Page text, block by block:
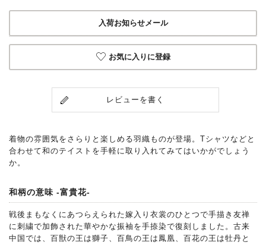
入荷お知らせメール
お気に入りに登録
レビューを書く
着物の雰囲気をさらりと楽しめる羽織ものが登場。Tシャツなどと
合わせて和のテイストを手軽に取り入れてみてはいかがでしょう
か。
和柄の意味 -富貴花-
戦後まもなくにあつらえられた嫁入り衣裳のひとつで手描き友禅
に刺繍で加飾された華やかな振袖を手捺染で復刻しました。古来
中国では、百獣の王は獅子、百鳥の王は鳳凰、百花の王は牡丹と